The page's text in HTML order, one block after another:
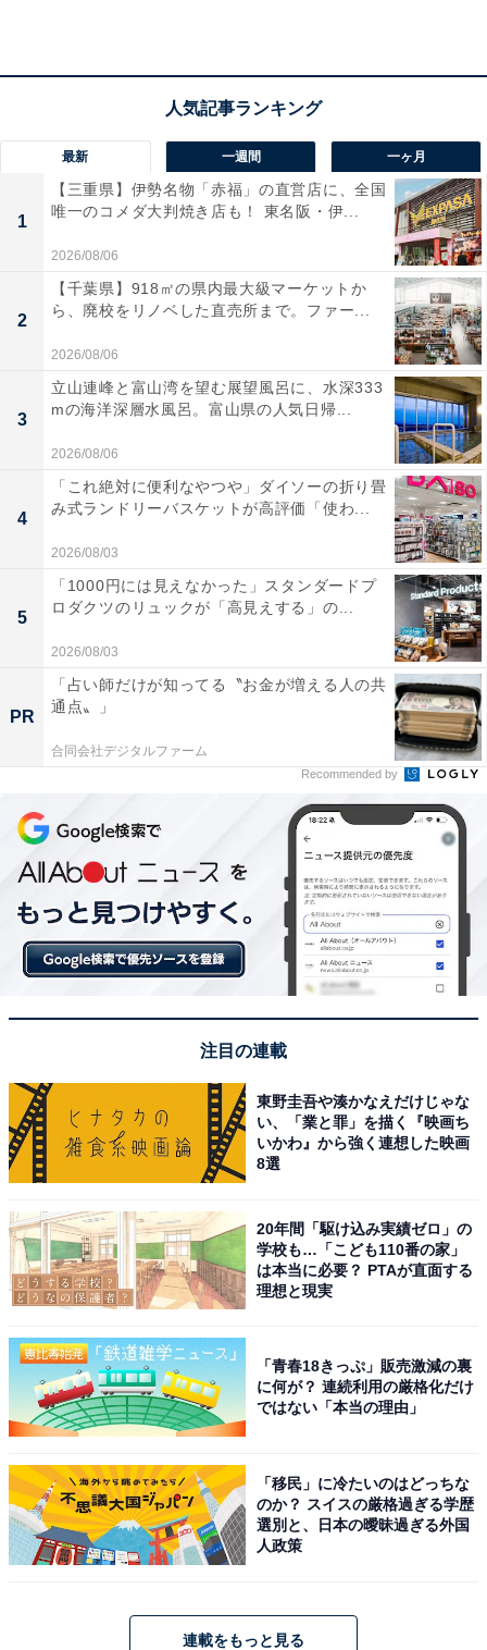
ロール型のスタイリッシュなフォルムに、リトルミイの
タグをあしらったシンプルでかわいいデザインが魅力の
ボストンバッグ。容量は約25Lと大容量で、幅45×高さ
27×マチ22cmのゆったりサイズです。耐荷重は約8kgあ
り、1〜2泊の旅行でもたっぷり荷物を入れられます。付
録とは思えない実用的な仕上がりに注目が集まっていま
す。
肩掛け・斜め掛け2WAY仕様＆キャリーオン対応
で旅の移動をサポート
ショルダーストラップ付き ボストンバッグ
最新 一週間 一ヶ月
1
【三重県】伊勢名物「赤福」の直営店に、全国
唯一のコメダ大判焼き店も！ 東名阪・伊...
2026/08/06
2
【千葉県】918㎡の県内最大級マーケットか
ら、廃校をリノベした直売所まで。ファー...
2026/08/06
3
立山連峰と富山湾を望む展望風呂に、水深333
mの海洋深層水風呂。富山県の人気日帰...
2026/08/06
4
「これ絶対に便利なやつや」ダイソーの折り畳
み式ランドリーバスケットが高評価「使わ...
2026/08/03
5
「1000円には見えなかった」スタンダードプ
ロダクツのリュックが「高見えする」の...
2026/08/03
PR
「占い師だけが知ってる〝お金が増える人の共
通点〟」
合同会社デジタルファーム
Recommended by
注目の連載
東野圭吾や湊かなえだけじゃな
い、「業と罪」を描く『映画ち
いかわ』から強く連想した映画
8選
20年間「駆け込み実績ゼロ」の
学校も…「こども110番の家」
は本当に必要？ PTAが直面する
理想と現実
「青春18きっぷ」販売激減の裏
に何が？ 連続利用の厳格化だけ
ではない「本当の理由」
「移民」に冷たいのはどっちな
のか？ スイスの厳格過ぎる学歴
選別と、日本の曖昧過ぎる外国
人政策
連載をもっと見る